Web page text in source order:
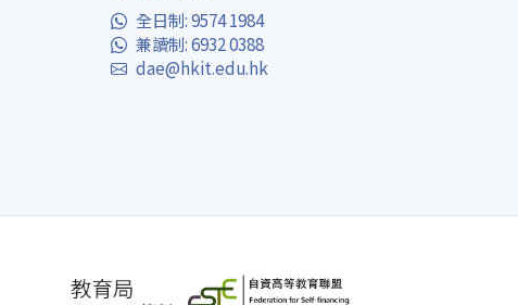
全日制: 9574 1984
兼讀制: 6932 0388
dae@hkit.edu.hk